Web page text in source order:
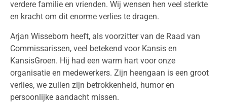
verdere familie en vrienden. Wij wensen hen veel sterkte
en kracht om dit enorme verlies te dragen.
Arjan Wisseborn heeft, als voorzitter van de Raad van
Commissarissen, veel betekend voor Kansis en
KansisGroen. Hij had een warm hart voor onze
organisatie en medewerkers. Zijn heengaan is een groot
verlies, we zullen zijn betrokkenheid, humor en
persoonlijke aandacht missen.